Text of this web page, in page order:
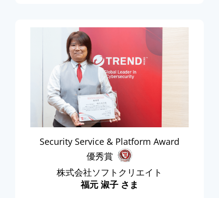
Security Service & Platform Award
優秀賞
株式会社ソフトクリエイト
福元 淑子 さま